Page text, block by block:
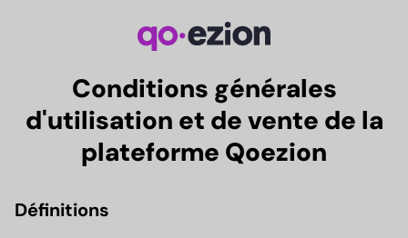
Conditions générales
d'utilisation et de vente de la
plateforme Qoezion
Définitions